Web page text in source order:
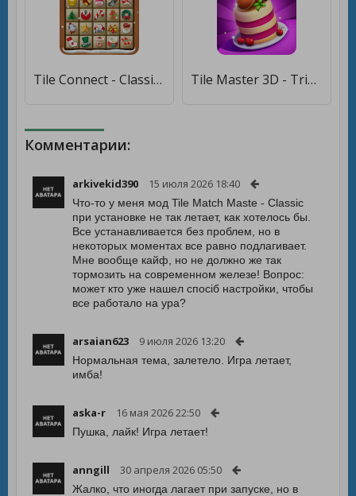
Tile Connect - Classic Match [Много монет] Tile Master 3D - Triple Match & 3D Pair Puzzle [Много монет]
Комментарии:
arkivekid390 15 июля 2026 18:40
Что-то у меня мод Tile Match Maste - Classic
при установке не так летает, как хотелось бы.
Все устанавливается без проблем, но в
некоторых моментах все равно подлагивает.
Мне вообще кайф, но не должно же так
тормозить на современном железе! Вопрос:
может кто уже нашел спосіб настройки, чтобы
все работало на ура?
arsaian623 9 июля 2026 13:20
Нормальная тема, залетело. Игра летает,
имба!
aska-r 16 мая 2026 22:50
Пушка, лайк! Игра летает!
anngill 30 апреля 2026 05:50
Жалко, что иногда лагает при запуске, но в